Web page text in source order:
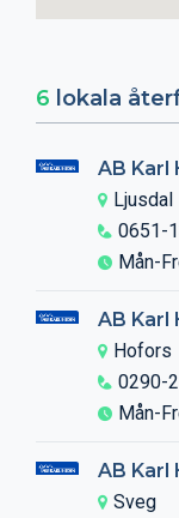
6 lokala
AB Karl
Ljusdal
0651-
Mån-
AB Karl
Hofors
0290-
Mån-
AB Karl
Sveg